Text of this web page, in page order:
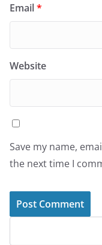
Email*
Website
Save my name,
the next time I